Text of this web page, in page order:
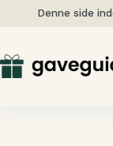
Denne side